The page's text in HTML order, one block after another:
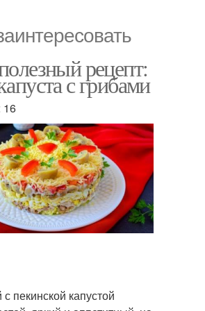
рецепт:
с грибами
16
пекинской капустой